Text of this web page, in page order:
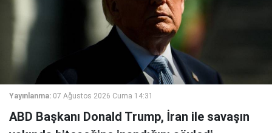
Yayınlanma: 07 Ağustos 2026 Cuma 14:31
ABD Başkanı Donald Trump, İran ile savaşın